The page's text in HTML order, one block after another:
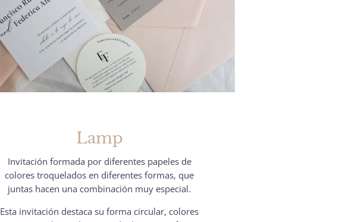
Lamp
Invitación formada por diferentes papeles de
colores troquelados en diferentes formas, que
juntas hacen una combinación muy especial.
Esta invitación destaca su forma circular, colores